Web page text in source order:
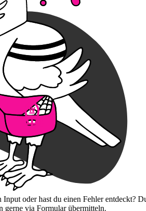
Input oder hast du einen Fehler entdeckt?
gerne via Formular übermitteln.